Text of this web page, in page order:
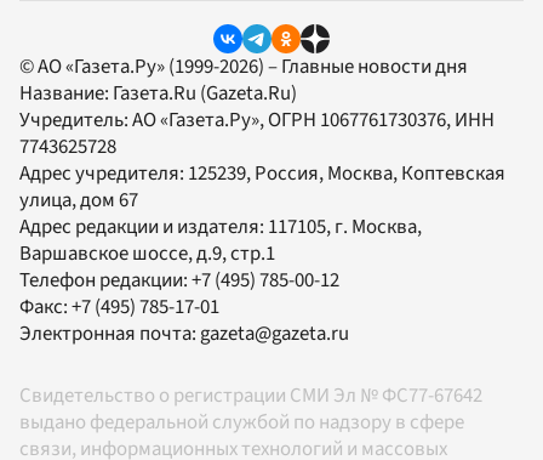
© АО «Газета.Ру» (1999-2026) – Главные новости дня
Название: Газета.Ru (Gazeta.Ru)
Учредитель:АО «Газета.Ру», ОГРН 1067761730376, ИНН
7743625728
Адрес учредителя: 125239, Россия, Москва, Коптевская
улица, дом 67
Адрес редакции и издателя: 117105, г. Москва,
Варшавское шоссе, д.9, стр.1
Телефон редакции:+7 (495) 785-00-12
Факс:+7 (495) 785-17-01
Электронная почта:gazeta@gazeta.ru
Свидетельство о регистрации СМИ Эл № ФС77-67642
выдано федеральной службой по надзору в сфере
связи, информационных технологий и массовых